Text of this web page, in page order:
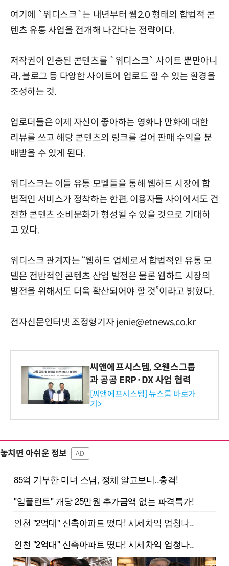
여기에 `위디스크`는 내년부터 웹2.0 형태의 합법적 콘
텐츠 유통 사업을 전개해 나간다는 전략이다.
저작권이 인증된 콘텐츠를 `위디스크` 사이트 뿐만아니
라, 블로그 등 다앙한 사이트에 업로드 할 수 있는 환경을
조성하는 것.
업로더들은 이제 자신이 좋아하는 영화나 만화에 대한
리뷰를 쓰고 해당 콘텐츠의 링크를 걸어 판매 수익을 분
배받을 수 있게 된다.
위디스크는 이들 유통 모델들을 통해 웹하드 시장에 합
법적인 서비스가 정착하는 한편, 이용자들 사이에서도 건
전한 콘텐츠 소비문화가 형성될 수 있을 것으로 기대하
고 있다.
위디스크 관계자는 “웹하드 업체로서 합법적인 유통 모
델은 전반적인 콘텐츠 산업 발전은 물론 웹하드 시장의
발전을 위해서도 더욱 확산되어야 할 것”이라고 밝혔다.
전자신문인터넷 조정형기자 jenie@etnews.co.kr
씨앤에프시스템, 오웬스그룹
과 공공 ERP·DX 사업 협력
[씨앤에프시스템] 뉴스룸 바로가
기>
놓치면 아쉬운 정보 AD